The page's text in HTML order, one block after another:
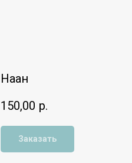
Наан
150,00 р.
Заказать